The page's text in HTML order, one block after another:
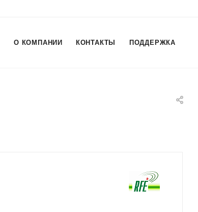
О КОМПАНИИ КОНТАКТЫ ПОДДЕРЖКА